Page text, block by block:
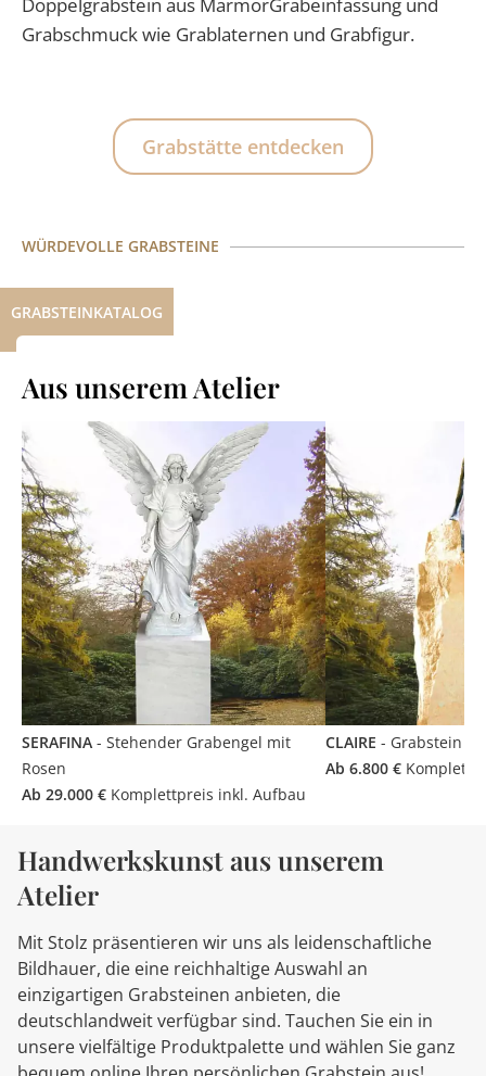
Doppelgrabstein aus MarmorGrabeinfassung und
Grabschmuck wie Grablaternen und Grabfigur.
Grabstätte entdecken
WÜRDEVOLLE GRABSTEINE
GRABSTEINKATALOG
Aus unserem Atelier
SERAFINA - Stehender Grabengel mit
Rosen
Ab 29.000 € Komplettpreis inkl. Aufbau
CLAIRE - Grabstein
Ab 6.800 €
Handwerkskunst aus unserem
Atelier
Mit Stolz präsentieren wir uns als leidenschaftliche
Bildhauer, die eine reichhaltige Auswahl an
einzigartigen Grabsteinen anbieten, die
deutschlandweit verfügbar sind. Tauchen Sie ein in
unsere vielfältige Produktpalette und wählen Sie ganz